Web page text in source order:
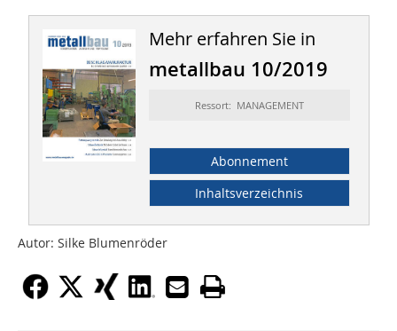
Mehr erfahren Sie in
metallbau 10/2019
Ressort: MANAGEMENT
Abonnement
Inhaltsverzeichnis
Autor: Silke Blumenröder